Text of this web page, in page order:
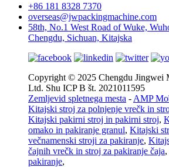
+86 181 8328 7370
overseas@jwpackingmachine.com
58th, No.1 West Road of Wuke,
Chengdu, Sichuan, Kitajska
Copyright © 2025 Chengdu Jingwei
Ltd. Shu ICP B št. 2021011595
Zemljevid spletnega mesta - AMP
Kitajski stroj za polnjenje vrečk in
Kitajski pakirni stroj in pakirni stroj,
omako in pakiranje granul, Kitajski
večnamenski stroji za pakiranje,
čajnih vrečk in stroj za pakiranje čaja,
pakiranje,